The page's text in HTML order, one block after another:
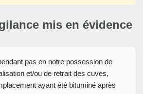
mis en évidence
pas en notre possession de
et/ou de retrait des cuves,
ayant été bituminé après